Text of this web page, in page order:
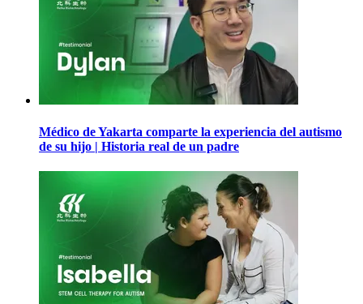
Médico de Yakarta comparte la experiencia del autismo
de su hijo | Historia real de un padre